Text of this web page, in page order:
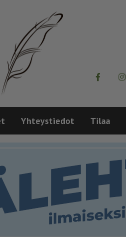
Yhteystiedot Tilaa